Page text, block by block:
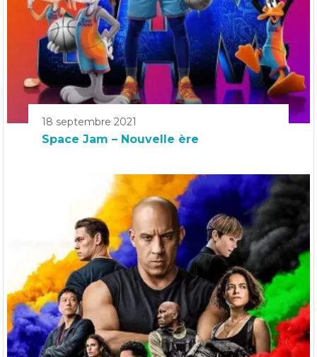
18 septembre 2021
Space Jam – Nouvelle ère